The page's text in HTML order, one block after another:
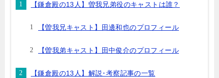
【鎌倉殿の13人】曽我兄弟役のキャストは誰？
【曽我兄キャスト】田邊和也のプロフィール
【曽我弟キャスト】田中俊介のプロフィール
【鎌倉殿の13人】解説･考察記事の一覧